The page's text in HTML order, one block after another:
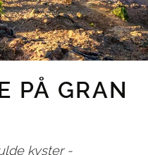
PÅ GRAN
kyster -